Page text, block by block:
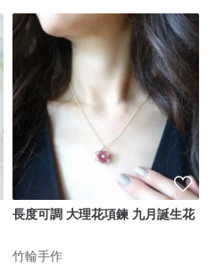
長度可調 大理花項鍊 九月誕生花
竹輪手作